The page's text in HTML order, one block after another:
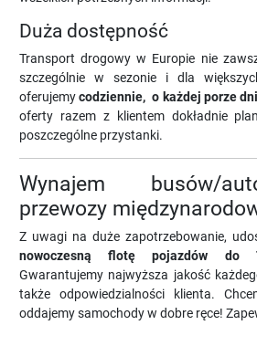
Duża dostępność
Transport drogowy w Europie nie
szczególnie w sezonie i dla
oferujemycodziennie, o każdej porze
oferty razem z klientem dokładnie
poszczególne przystanki.
Wynajem busów/
przewozy
Z uwagi na duże zapotrzebowanie,
nowoczesną flotę pojazdów do
Gwarantujemy najwyższa jakość
także odpowiedzialności klienta.
oddajemy samochody w dobre ręce!